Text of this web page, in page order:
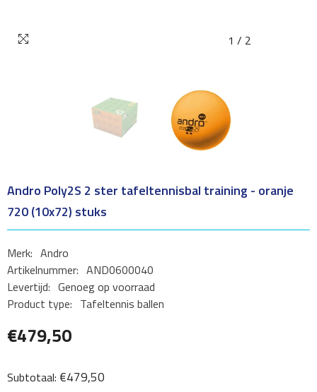
1 / 2
Andro Poly2S 2 ster tafeltennisbal training - oranje
720 (10x72) stuks
Merk: Andro
Artikelnummer: AND0600040
Levertijd: Genoeg op voorraad
Product type: Tafeltennis ballen
€479,50
Subtotaal: €479,50